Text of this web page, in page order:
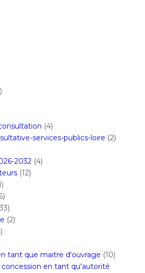
(4)
services-publics-loire (2)
2032(4)
(12)
(2)
tant que maitre d'ouvrage (10)
concession en tant qu'autorité